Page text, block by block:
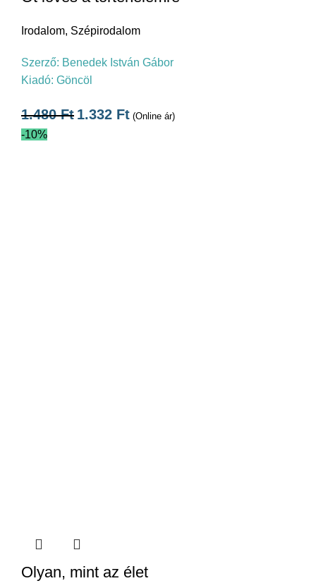
Irodalom, Szépirodalom
Szerző: Benedek István Gábor
Kiadó: Göncöl
1.480Ft 1.332 Ft (Online ár)
-10%
Olyan, mint az élet